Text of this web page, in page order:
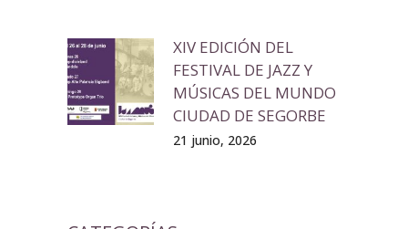
XIV EDICIÓN DEL
FESTIVAL DE JAZZ Y
MÚSICAS DEL MUNDO
CIUDAD DE SEGORBE
21 junio, 2026